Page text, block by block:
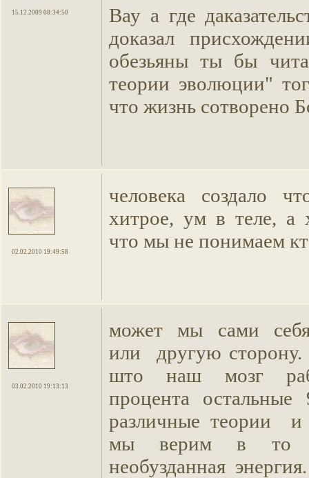
15.12.2009 08:34:50
Вау а где
доказал
обезьяны ты бы
теории эволюции"
что жизнь сотворено
02.02.2010 19:49:58
человека создало
хитрое, ум в теле, а
что мы не понимаем
03.02.2010 19:13:13
может мы сами
или другую
што наш мозг
процента
различные теории и
мы верим в то
необузданная